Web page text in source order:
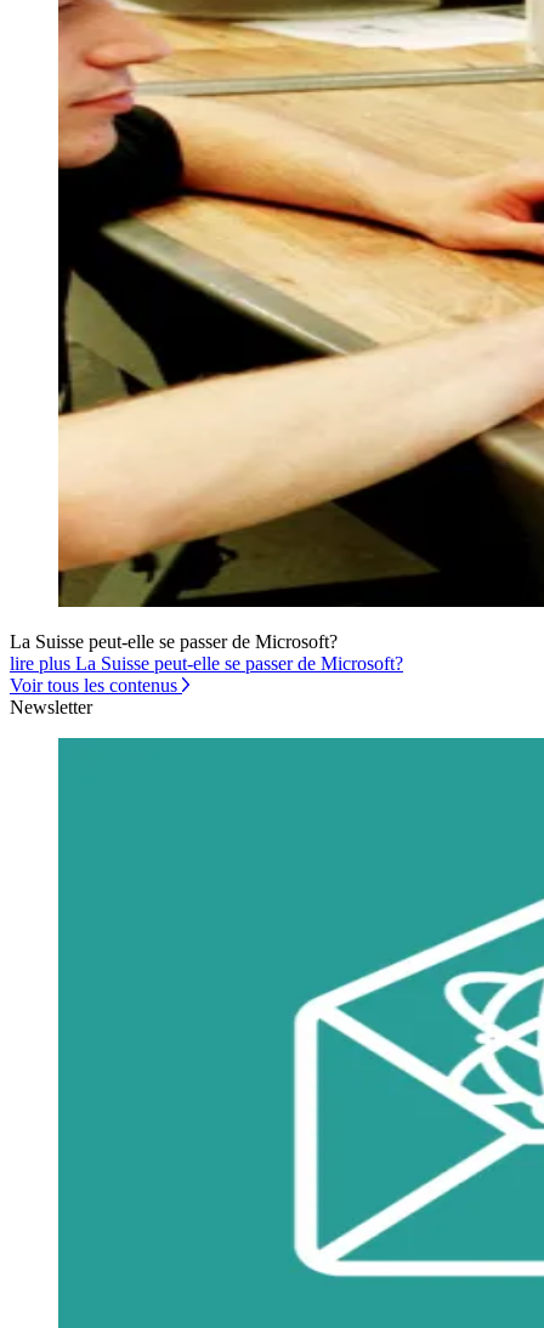
La Suisse peut-elle se passer de Microsoft?
lire plus La Suisse peut-elle se passer de Microsoft?
Voir tous les contenus
Newsletter